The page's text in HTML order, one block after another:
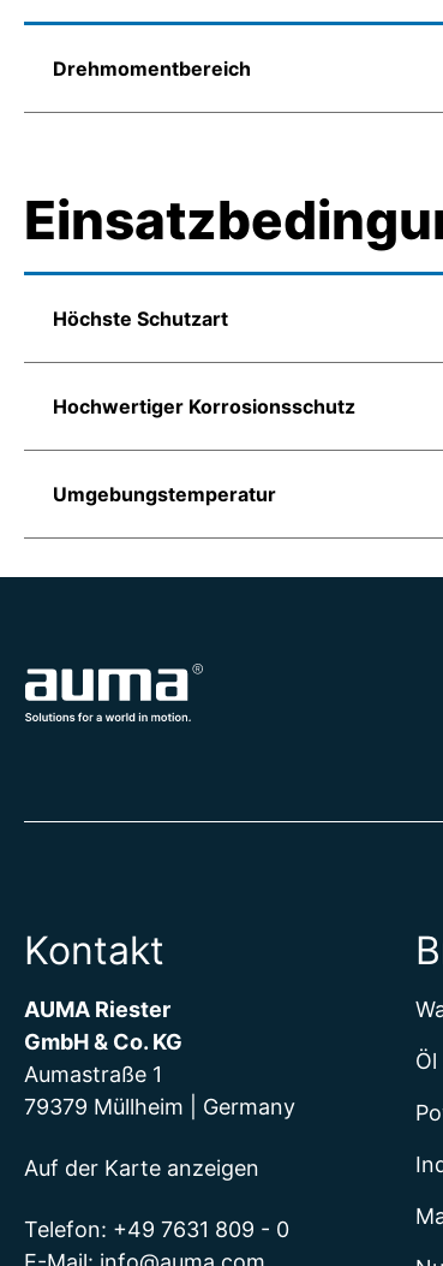
Drehmomentbereich
Höchste Schutzart
Hochwertiger Korrosionsschutz
Umgebungstemperatur
Kontakt
AUMA Riester
GmbH & Co. KG
Aumastraße 1
79379 Müllheim | Germany
Auf der Karte anzeigen
Telefon: +49 7631 809 - 0
Öl